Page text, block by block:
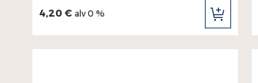
4,20 € alv 0 %
LISÄÄ